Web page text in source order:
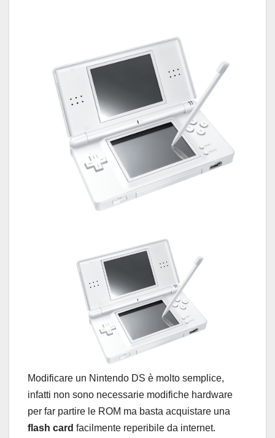
Modificare un Nintendo DS è molto semplice,
infatti non sono necessarie modifiche hardware
per far partire le ROM ma basta acquistare una
flash card facilmente reperibile da internet.